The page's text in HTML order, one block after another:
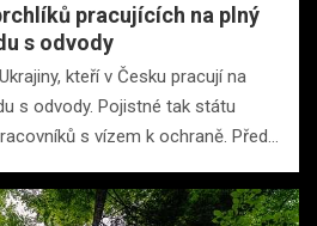
pracujících na plný
s odvody
kteří v Česku pracují na
s odvody. Pojistné tak státu
s vízem k ochraně. Před…